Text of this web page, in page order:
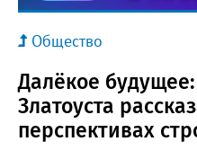
Общество
Далёкое
Златоуста
перспективах